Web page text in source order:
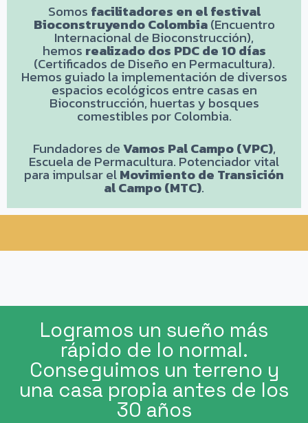
Somos facilitadores en el festival
Bioconstruyendo Colombia(Encuentro
Internacional de Bioconstrucción),
hemos realizado dos PDC de 10 días
(Certificados de Diseño en Permacultura).
Hemos guiado la implementación de diversos
espacios ecológicos entre casas en
Bioconstrucción, huertas y bosques
comestibles por Colombia.
Fundadores deVamos Pal Campo (VPC),
Escuela de Permacultura. Potenciador vital
para impulsar elMovimiento de Transición
al Campo (MTC).
Logramos un sueño más
rápido de lo normal.
Conseguimos un terreno y
una casa propia antes de los
30 años